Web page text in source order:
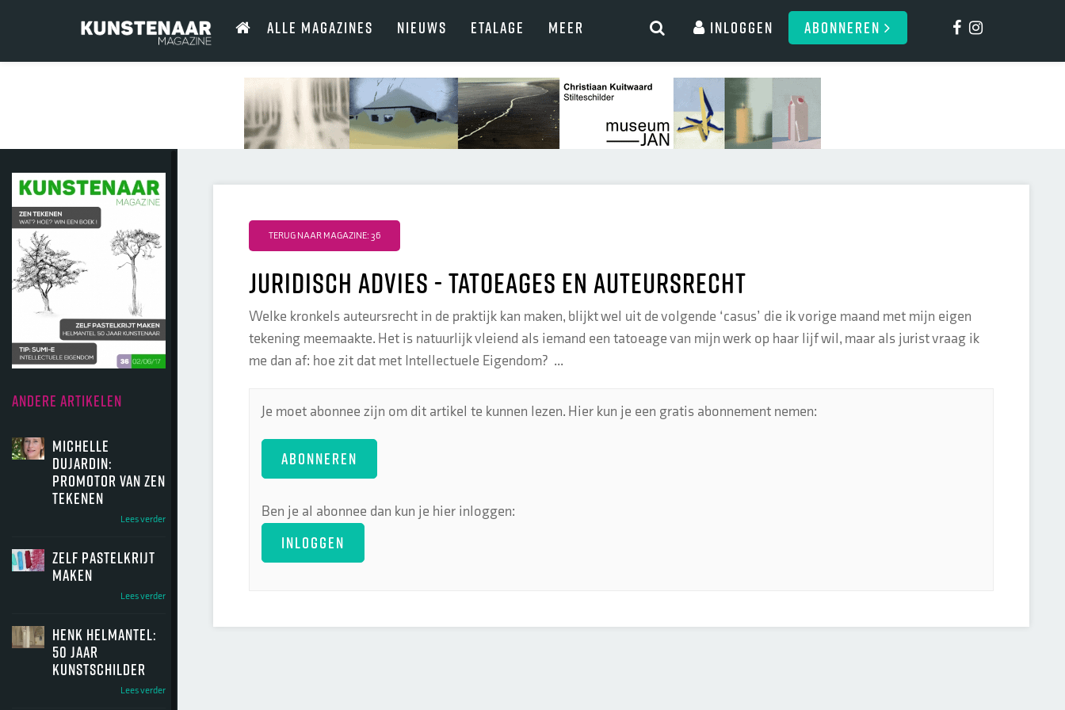
ALLE MAGAZINES NIEUWS ETALAGE MEER Inloggen ABONNEREN
ANDERE ARTIKELEN
Michelle
Dujardin:
promotor van zen
tekenen
Lees verder
Zelf pastelkrijt
maken
Lees verder
Henk Helmantel:
50 jaar
kunstschilder
Lees verder
TERUG NAAR MAGAZINE: 36
juridisch advies - tatoeages en auteursrecht
Welke kronkels auteursrecht in de praktijk kan maken, blijkt wel uit de volgende ‘casus’ die ik vorige maand met mijn eigen
tekening meemaakte. Het is natuurlijk vleiend als iemand een tatoeage van mijn werk op haar lijf wil, maar als jurist vraag ik
me dan af: hoe zit dat met Intellectuele Eigendom? ...
Je moet abonnee zijn om dit artikel te kunnen lezen. Hier kun je een gratis abonnement nemen:
ABONNEREN
Ben je al abonnee dan kun je hier inloggen:
INLOGGEN